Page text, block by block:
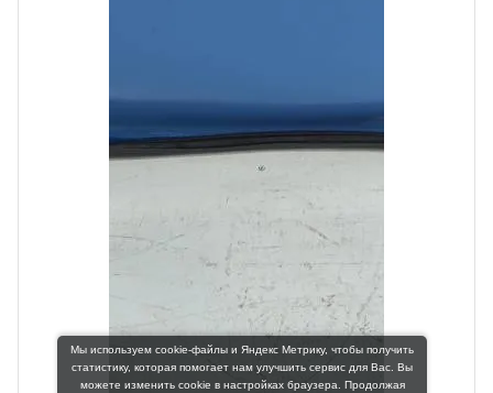
Козырек солнцезащитный левый Kia
Cerato 4 BD 2018-2021
OEM: 85210M7040BGA
Производитель:
Мы используем cookie-файлы и Яндекс Метрику, чтобы получить
статистику, которая помогает нам улучшить сервис для Вас. Вы
можете изменить cookie в настройках браузера. Продолжая